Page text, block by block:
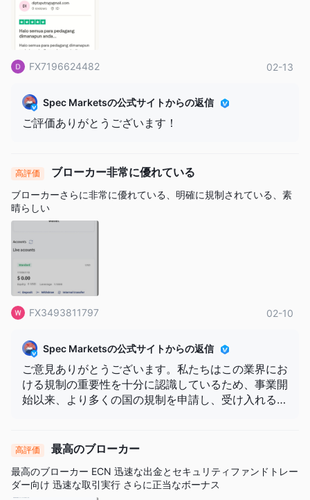
FX7196624482 02-13
Spec Marketsの公式サイトからの返信
ご評価ありがとうございます！
高評価 ブローカー非常に優れている
ブローカーさらに非常に優れている、明確に規制されている、素
晴らしい
FX3493811797 02-10
Spec Marketsの公式サイトからの返信
ご意見ありがとうございます。私たちはこの業界にお
ける規制の重要性を十分に認識しているため、事業開
始以来、より多くの国の規制を申請し、受け入れるこ
高評価 最高のブローカー
最高のブローカー ECN 迅速な出金とセキュリティファンドトレー
ダー向け 迅速な取引実行 さらに正当なボーナス